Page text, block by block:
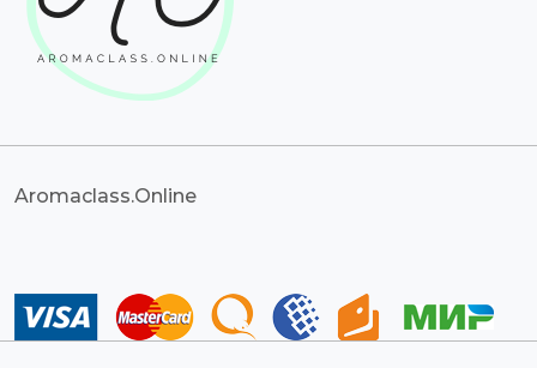
Aromaclass.Online